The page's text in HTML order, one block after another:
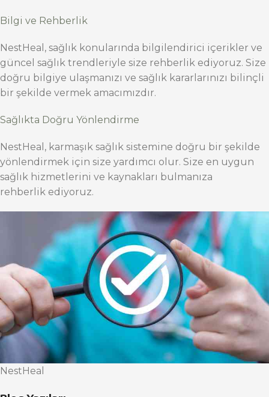
Bilgi ve Rehberlik
NestHeal, sağlık konularında bilgilendirici içerikler ve
güncel sağlık trendleriyle size rehberlik ediyoruz. Size
doğru bilgiye ulaşmanızı ve sağlık kararlarınızı bilinçli
bir şekilde vermek amacımızdır.
Sağlıkta Doğru Yönlendirme
NestHeal, karmaşık sağlık sistemine doğru bir şekilde
yönlendirmek için size yardımcı olur. Size en uygun
sağlık hizmetlerini ve kaynakları bulmanıza
rehberlik ediyoruz.
NestHeal